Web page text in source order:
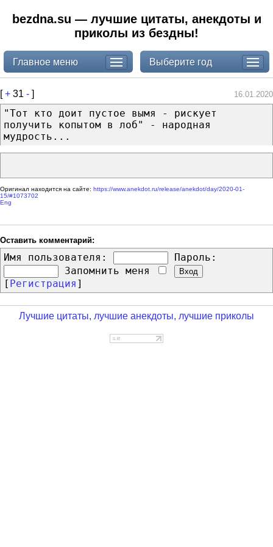
bezdna.su — лучшие цитаты, анекдоты и
приколы из бездны!
Главное меню Выберите год
[+ 31 - ] 16.01.2020
"Тот кто доит пустое вымя - рискует
получить копытом в лоб" - народная
мудрость...
Оригинал находится на сайте: https://www.anekdot.ru/release/anekdot/day/2020-01-
15/#1073702
Eng
Оставить комментарий:
Имя пользователя:
Пароль:
Запомнить меня
[ Регистрация ]
Лучшие цитаты, лучшие анекдоты, лучшие приколы